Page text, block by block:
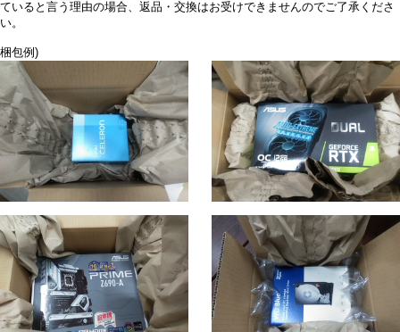
ていると言う理由の場合、返品・交換はお受けできませんのでご了承くださ
い。
梱包例)